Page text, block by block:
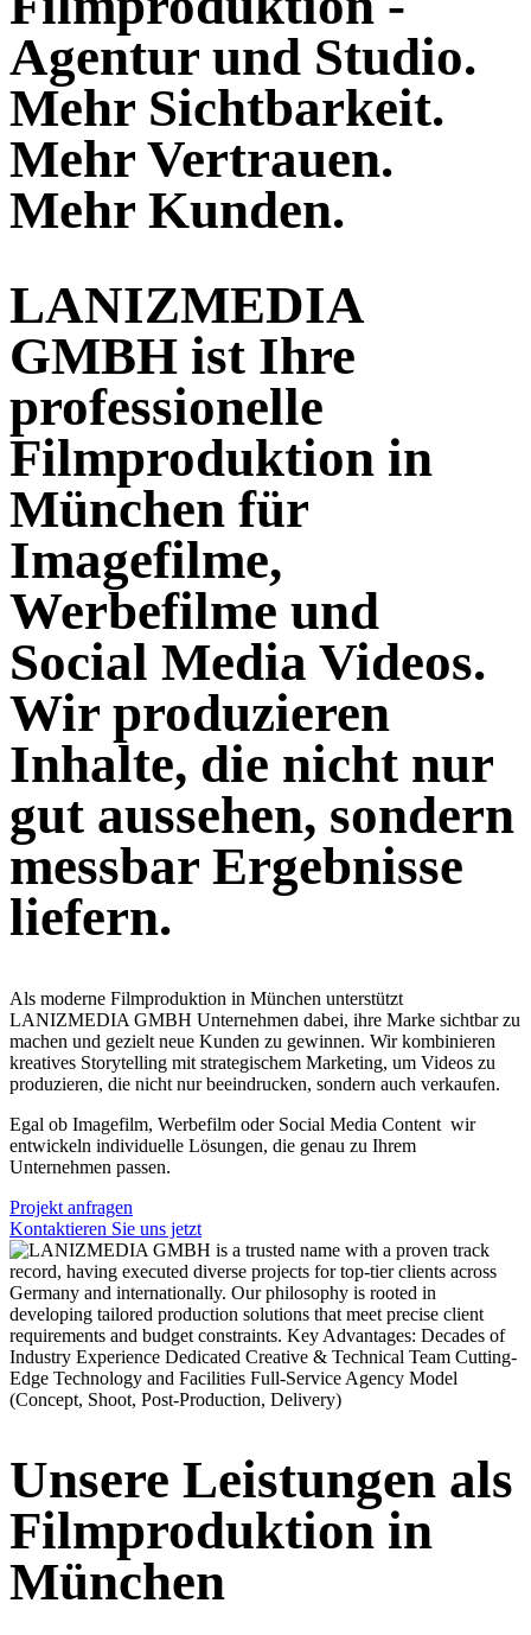
Agentur und Studio.
Mehr Sichtbarkeit.
Mehr Vertrauen.
Mehr Kunden.
LANIZMEDIA
GMBH ist Ihre
professionelle
Filmproduktion in
München für
Imagefilme,
Werbefilme und
Social Media Videos.
Wir produzieren
Inhalte, die nicht nur
gut aussehen, sondern
messbar Ergebnisse
liefern.
Als moderne Filmproduktion in München unterstützt
LANIZMEDIA GMBH Unternehmen dabei, ihre Marke sichtbar zu
machen und gezielt neue Kunden zu gewinnen. Wir kombinieren
kreatives Storytelling mit strategischem Marketing, um Videos zu
produzieren, die nicht nur beeindrucken, sondern auch verkaufen.
Egal ob Imagefilm, Werbefilm oder Social Media Content wir
entwickeln individuelle Lösungen, die genau zu Ihrem
Unternehmen passen.
Projekt anfragen
Kontaktieren Sie uns jetzt
Unsere Leistungen als
Filmproduktion in
München